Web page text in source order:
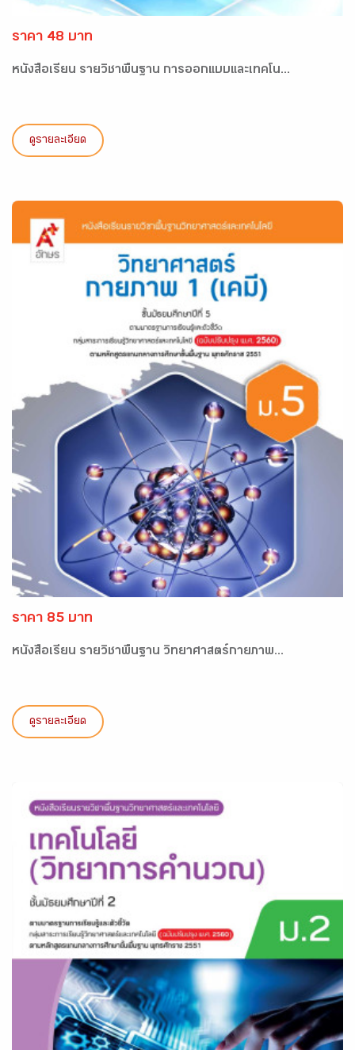
ราคา 48 บาท
หนังสือเรียน รายวิชาพื้นฐาน การออกแบบและเทคโน...
ดูรายละเอียด
ราคา 85 บาท
หนังสือเรียน รายวิชาพื้นฐาน วิทยาศาสตร์กายภาพ...
ดูรายละเอียด